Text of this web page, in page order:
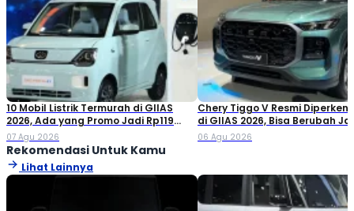
10 Mobil Listrik Termurah di GIIAS
2026, Ada yang Promo Jadi Rp119
Jutaan!
07 Agu 2026
Chery Tiggo V Resmi
di GIIAS 2026, Bisa Berubah
Double Cabin
06 Agu 2026
Rekomendasi Untuk Kamu
Lihat Lainnya